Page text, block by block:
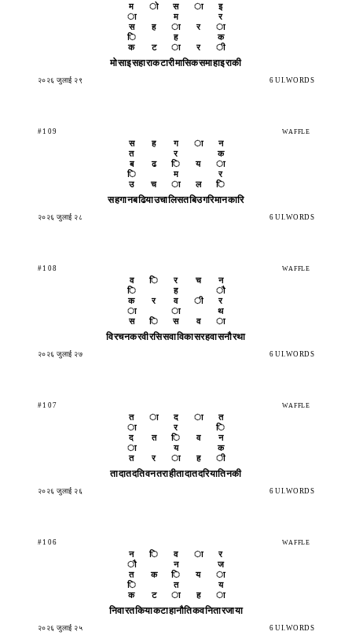
म ो स ा
इ
ा
म
र
स
ह ा र
ा
ि
ह
क
क
ट ा र ी
मोसाइसहाराकटारीमासिकसमाहाइराकी
२०२६ जुलाई २९ 6 UI.WORDS
#109 WAFFLE
स ह ग ा
न
त
र
क
ब
ढ ि य
ा
ि
म
र
उ
च ा ल ि
सहगानबढियाउचालिसतबिउगरिमानकारि
२०२६ जुलाई २८ 6 UI.WORDS
#108 WAFFLE
व ि र च
न
ि
ह
ौ
क
र व ी
र
ा
ा
थ
स
ि स व ा
विरचनकरवीरसिसवाविकासरहवासनौरथा
२०२६ जुलाई २७ 6 UI.WORDS
#107 WAFFLE
त ा द ा
त
ा
र
ि
द
त ि व
न
ा
य
क
त
र ा ह ी
तादातदतिवनतराहीतादातदरियातिनकी
२०२६ जुलाई २६ 6 UI.WORDS
#106 WAFFLE
न ि व ा
र
ौ
न
ज
त
क ि य
ा
ि
त
य
क
ट ा ह ा
निवारतकियाकटाहानौतिकवनितारजाया
२०२६ जुलाई २५ 6 UI.WORDS